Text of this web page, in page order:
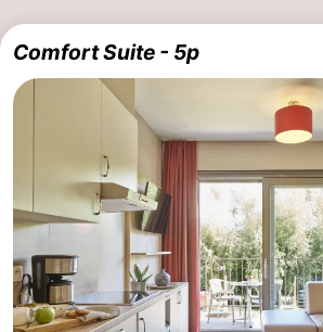
Comfort Suite - 5p